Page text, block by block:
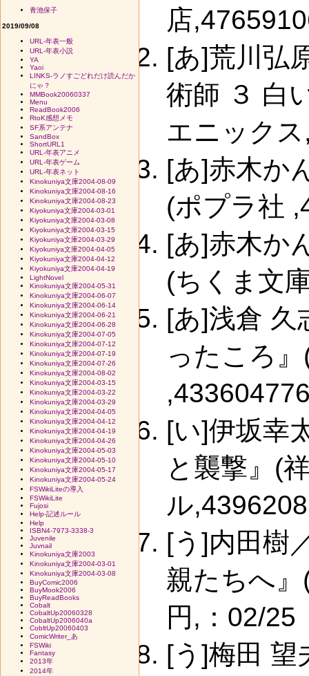
店
[あ]荒川弘
術師 ３ 白
エニック
[あ]赤木か
(ポプラ社
[あ]赤木か
(ちくま文
[あ]浅倉 久
ったころ
[い]伊坂幸
と襲撃』(
ル
[う]内田樹
親たちへ
円,：02/25
[う]梅田 望
青池保子
2019/09/08
URL-年表一般
URL-年表小説
YA
Yaoi
LINKS-ラノすごどれだけ読んだか
にゃ？
MMBook20060337
Menu
ReadBook2006
RtoK感想メモ
SF系アンテナ
SandBox
ShortURL1
URL-年表アニメ
URL-年表ゲーム
URL-年表ネット
Kinokuniya文庫2004-08-09
Kinokuniya文庫2004-08-16
Kinokuniya文庫2004-08-23
Kiyokuniya文庫2004-03-01
Kiyokuniya文庫2004-03-08
Kiyokuniya文庫2004-03-15
Kiyokuniya文庫2004-03-29
Kiyokuniya文庫2004-04-05
Kiyokuniya文庫2004-04-12
Kiyokuniya文庫2004-04-19
LightNovel
Kinokuniya文庫2004-05-31
Kinokuniya文庫2004-06-07
Kinokuniya文庫2004-06-14
Kinokuniya文庫2004-06-21
Kinokuniya文庫2004-06-28
Kinokuniya文庫2004-07-05
Kinokuniya文庫2004-07-12
Kinokuniya文庫2004-07-19
Kinokuniya文庫2004-07-26
Kinokuniya文庫2004-08-02
Kinokuniya文庫2004-03-15
Kinokuniya文庫2004-03-22
Kinokuniya文庫2004-03-29
Kinokuniya文庫2004-04-05
Kinokuniya文庫2004-04-12
Kinokuniya文庫2004-04-19
Kinokuniya文庫2004-04-26
Kinokuniya文庫2004-05-03
Kinokuniya文庫2004-05-10
Kinokuniya文庫2004-05-17
Kinokuniya文庫2004-05-24
FSWikiLiteの導入
FSWikiLite
Fujosi
Help-記述ルール
Help
ISBN4-7973-3338-3
Juvenile
Juvnail
Kinokuniya文庫2003
Kinokuniya文庫2004-03-01
Kinokuniya文庫2004-03-08
BuyComic2006
BuyMook2006
BuyReadBooks
Cobalt
CobaltUp20060328
CobaltUp2006040a
CobltUp20060403
ComicWriter_あ
FSWiki
Fantasy
2013年
2014年